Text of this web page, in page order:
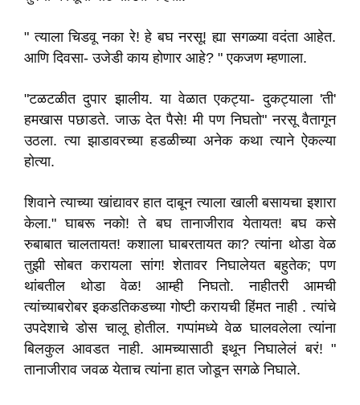
" त्याला चिडवू नका रे! हे बघ नरसू! ह्या सगळ्या वदंता आहेत.
आणि दिवसा- उजेडी काय होणार आहे? " एकजण म्हणाला.
"टळटळीत दुपार झालीय. या वेळात एकट्या- दुकट्याला 'ती'
हमखास पछाडते. जाऊ देत पैसे! मी पण निघतो" नरसू वैतागून
उठला. त्या झाडावरच्या हडळीच्या अनेक कथा त्याने ऐकल्या
होत्या.
शिवाने त्याच्या खांद्यावर हात दाबून त्याला खाली बसायचा इशारा
केला." घाबरू नको! ते बघ तानाजीराव येतायत! बघ कसे
रुबाबात चालतायत! कशाला घाबरतायत का? त्यांना थोडा वेळ
तुझी सोबत करायला सांग! शेतावर निघालेयत बहुतेक; पण
थांबतील थोडा वेळ! आम्ही निघतो. नाहीतरी आमची
त्यांच्याबरोबर इकडतिकडच्या गोष्टी करायची हिंमत नाही . त्यांचे
उपदेशाचे डोस चालू होतील. गप्पांमध्ये वेळ घालवलेला त्यांना
बिलकुल आवडत नाही. आमच्यासाठी इथून निघालेलं बरं! "
तानाजीराव जवळ येताच त्यांना हात जोडून सगळे निघाले.